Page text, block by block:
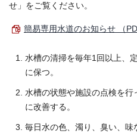
せ」をご覧ください。
簡易専用水道のお知らせ （
水槽の清掃を毎年1回以上、
に保つ。
水槽の状態や施設の点検を
に改善する。
毎日水の色、濁り、臭い、